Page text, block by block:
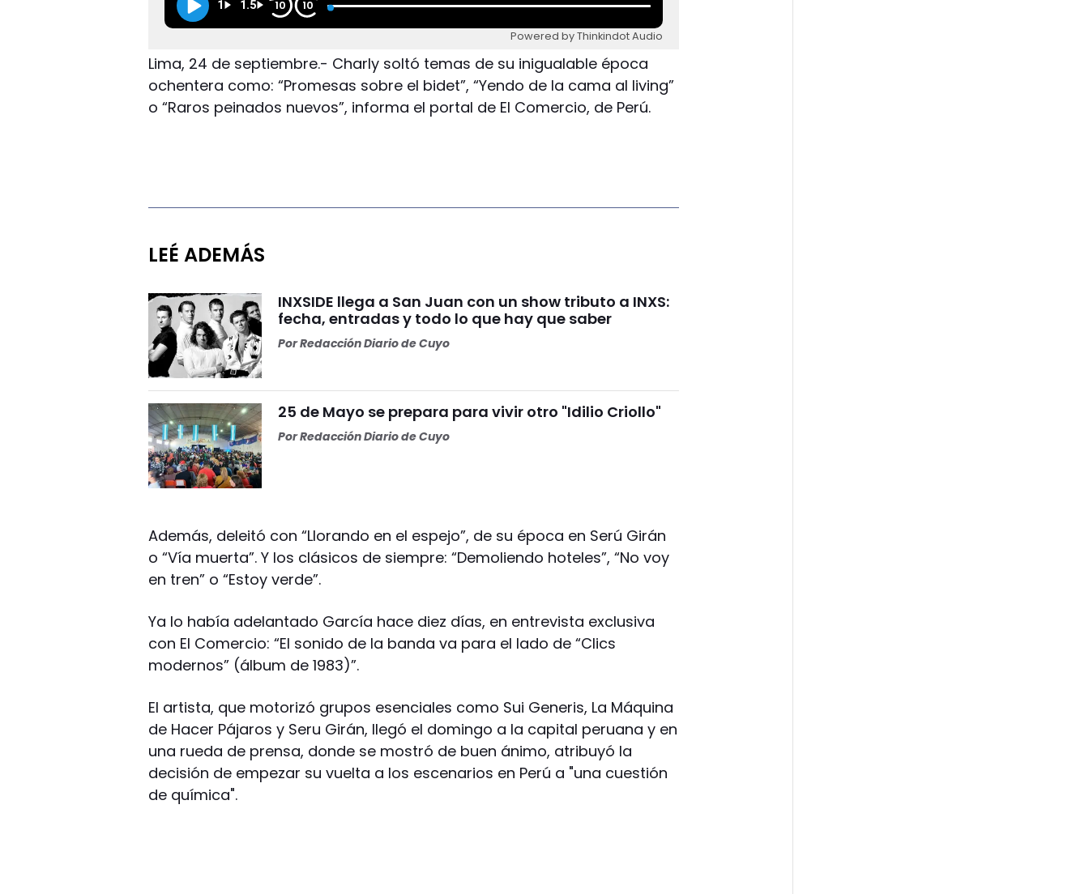
1 1.5 10 10
Powered by Thinkindot Audio
Lima, 24 de septiembre.- Charly soltó temas de su inigualable época
ochentera como: “Promesas sobre el bidet”, “Yendo de la cama al living”
o “Raros peinados nuevos”, informa el portal de El Comercio, de Perú.
LEÉ ADEMÁS
INXSIDE llega a San Juan con un show tributo a INXS:
fecha, entradas y todo lo que hay que saber
PorRedacción Diario de Cuyo
25 de Mayo se prepara para vivir otro "Idilio Criollo"
PorRedacción Diario de Cuyo
Además, deleitó con “Llorando en el espejo”, de su época en Serú Girán
o “Vía muerta”. Y los clásicos de siempre: “Demoliendo hoteles”, “No voy
en tren” o “Estoy verde”.
Ya lo había adelantado García hace diez días, en entrevista exclusiva
con El Comercio: “El sonido de la banda va para el lado de “Clics
modernos” (álbum de 1983)”.
El artista, que motorizó grupos esenciales como Sui Generis, La Máquina
de Hacer Pájaros y Seru Girán, llegó el domingo a la capital peruana y en
una rueda de prensa, donde se mostró de buen ánimo, atribuyó la
decisión de empezar su vuelta a los escenarios en Perú a "una cuestión
de química".